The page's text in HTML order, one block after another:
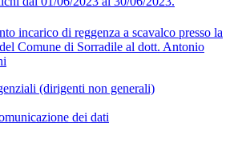
incarico di reggenza a scavalco presso la
Comune di Sorradile al dott. Antonio
(dirigenti non generali)
dei dati